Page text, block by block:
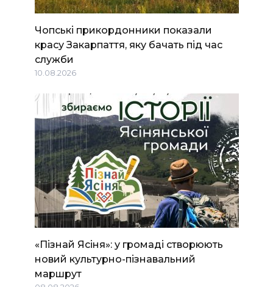
Чопські прикордонники показали
красу Закарпаття, яку бачать під час
служби
10.08.2026
«Пізнай Ясіня»: у громаді створюють
новий культурно-пізнавальний
маршрут